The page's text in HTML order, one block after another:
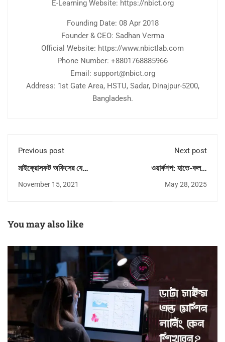
E-Learning Website: https://nbict.org
Founding Date: 08 Apr 2018
Founder & CEO: Sadhan Verma
Official Website: https://www.nbictlab.com
Phone Number: +8801768885966
Email: support@nbict.org
Address: 1st Gate Area, HSTU, Sadar, Dinajpur-5200,
Bangladesh.
Previous post
মাইক্রোসফট অফিসের যে
জীবন অনেক সহজ হবে
November 15, 2021
Next post
ওয়ার্কশপ: হাতে-কলমে
এবং রিমোট সেন্সিং
May 28, 2025
You may also like